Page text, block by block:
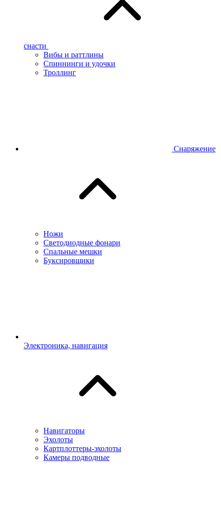
снасти
Вибы и раттлины
Спиннинги и удочки
Троллинг
Снаряжение
Ножи
Светодиодные фонари
Спальные мешки
Буксировщики
Электроника, навигация
Навигаторы
Эхолоты
Картплоттеры-эхолоты
Камеры подводные